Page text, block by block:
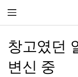
창고였던
변신 중